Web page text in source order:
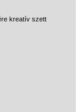
kreatív szett